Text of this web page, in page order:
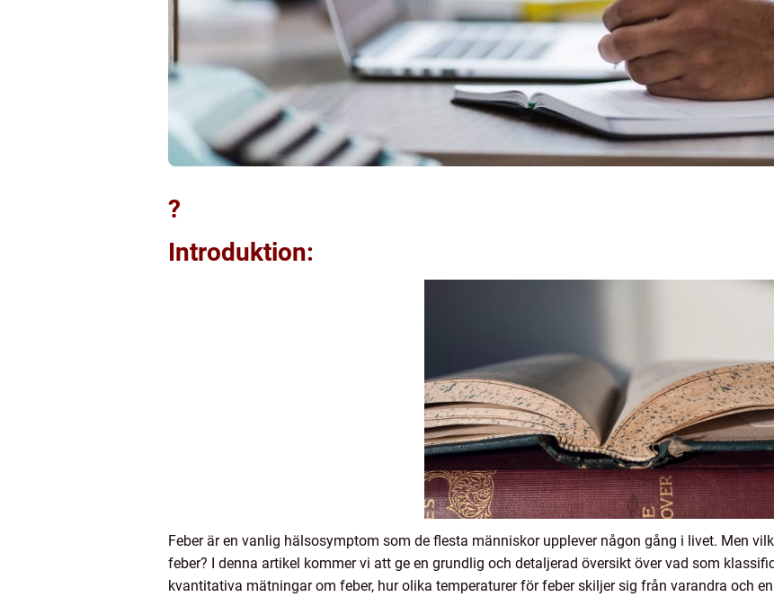
?
Introduktion:
Feber är en vanlig hälsosymptom som de flesta människor upplever någon gång i livet. Men
feber? I denna artikel kommer vi att ge en grundlig och detaljerad översikt över vad som
kvantitativa mätningar om feber, hur olika temperaturer för feber skiljer sig från varandra och